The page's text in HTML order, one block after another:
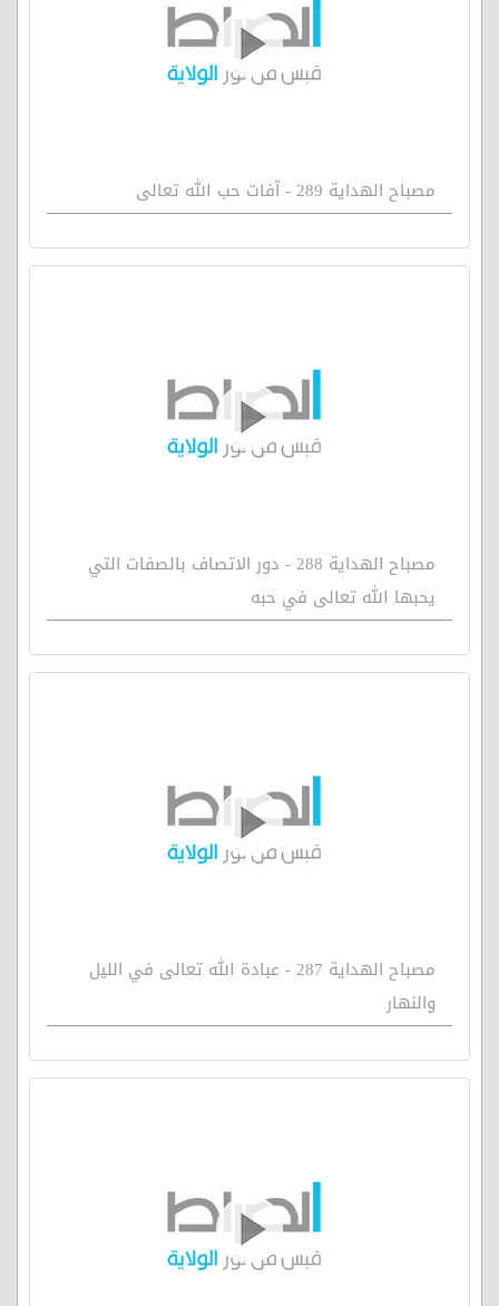
مصباح الهداية 289 - آفات حب الله تعالى
مصباح الهداية 288 - دور الاتصاف بالصفات التي
يحبها الله تعالى في حبه
مصباح الهداية 287 - عبادة الله تعالى في الليل
والنهار